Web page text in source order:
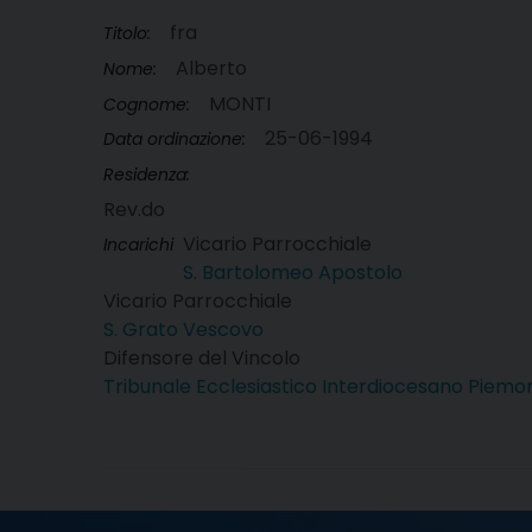
Titolo: fra
Nome: Alberto
Cognome: MONTI
Data ordinazione: 25-06-1994
Residenza:
Rev.do
Incarichi Vicario Parrocchiale
S. Bartolomeo Apostolo
Vicario Parrocchiale
S. Grato Vescovo
Difensore del Vincolo
Tribunale Ecclesiastico Interdiocesano